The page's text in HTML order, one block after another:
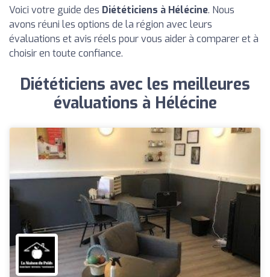
Voici votre guide des Diététiciens à Hélécine. Nous
avons réuni les options de la région avec leurs
évaluations et avis réels pour vous aider à comparer et à
choisir en toute confiance.
Diététiciens avec les meilleures
évaluations à Hélécine